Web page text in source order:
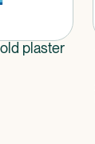
plaster